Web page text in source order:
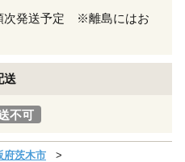
次発送予定 ※離島にはお
送
不可
府茨木市